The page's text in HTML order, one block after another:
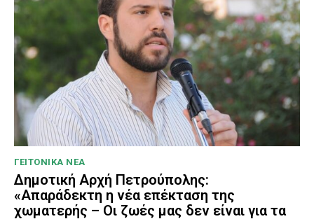
ΓΕΙΤΟΝΙΚΑ ΝΕΑ
Δημοτική Αρχή Πετρούπολης:
«Απαράδεκτη η νέα επέκταση της
χωματερής – Οι ζωές μας δεν είναι για τα